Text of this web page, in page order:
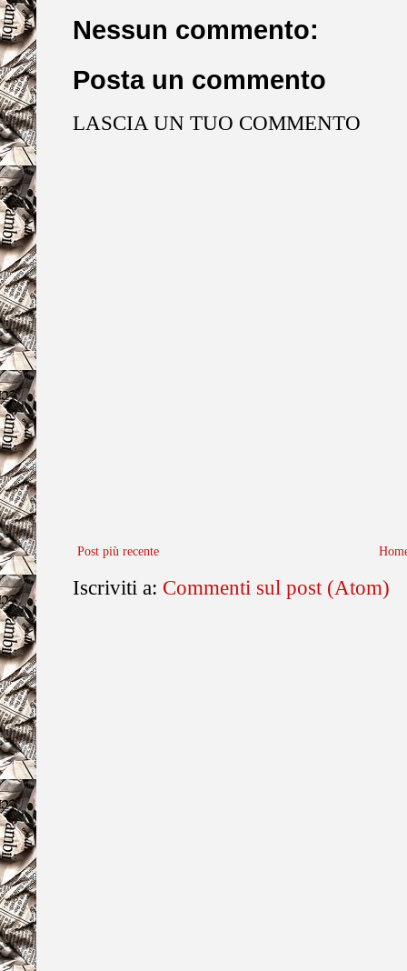
Nessun commento:
Posta un commento
LASCIA UN TUO COMMENTO
Post più recente
Iscriviti a: Commenti sul post (Atom)